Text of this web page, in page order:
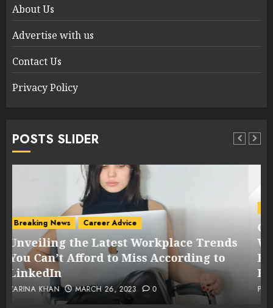
About Us
Advertise with us
Contact Us
Privacy Policy
POSTS SLIDER
Breaking News Career Advice Voice of Women
Challenges Faced by Women in the
Workplace: Supporting Female
Employees Returning to Work After a
Break
PK_NEWSDESK FEBRUARY 26, 2023 0